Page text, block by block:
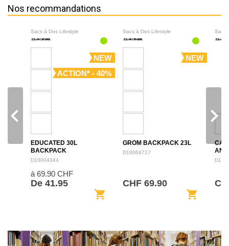
Nos recommandations
Sacs à Dos Lifestyle
NEW
ACTION* - 40%
EDUCATED 30L
BACKPACK
D10004344
à 69.90 CHF
De 41.95
shopping_cart
Sacs à Dos Lifestyle
NEW
GROM BACKPACK 23L
D10004717
CHF 69.90
shopping_cart
Sacs
navigate_before navigate_next